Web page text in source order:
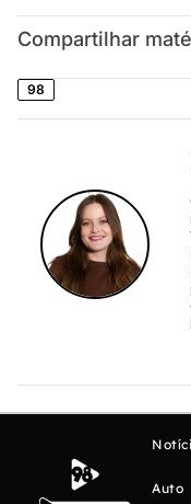
Compartilhar
98
Auto